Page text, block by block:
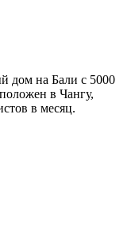
дом на Бали с 5000
в Чангу,
в месяц.